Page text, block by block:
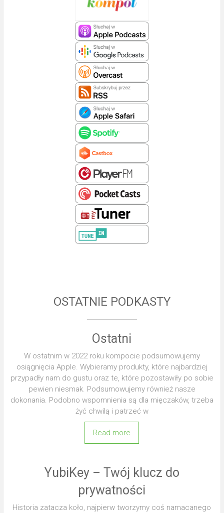
OSTATNIE PODKASTY
Ostatni
W ostatnim w 2022 roku kompocie podsumowujemy
osiągnięcia Apple. Wybieramy produkty, które najbardziej
przypadły nam do gustu oraz te, które pozostawiły po sobie
pewien niesmak. Podsumowujemy również nasze
dokonania. Podobno wspomnienia są dla mięczaków, trzeba
żyć chwilą i patrzeć w
Read more
YubiKey – Twój klucz do
prywatności
Historia zatacza koło, najpierw tworzymy coś namacanego